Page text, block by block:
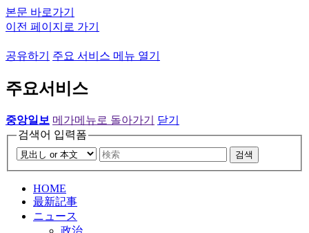
본문 바로가기
이전 페이지로 가기
공유하기 주요 서비스 메뉴 열기
주요서비스
중앙일보 메가메뉴로 돌아가기
닫기
검색어 입력폼
검색
HOME
最新記事
ニュース
政治